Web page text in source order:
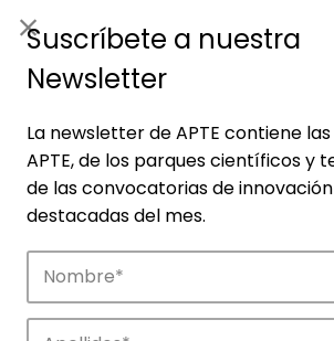
Suscríbete a nuestra
Newsletter
La newsletter de APTE contiene
APTE, de los parques científicos y
de las convocatorias de
destacadas del mes.